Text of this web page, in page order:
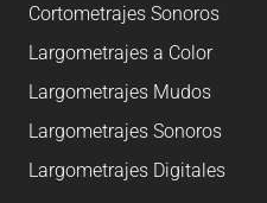
Cortometrajes Sonoros
Largometrajes a Color
Largometrajes Mudos
Largometrajes Sonoros
Largometrajes Digitales